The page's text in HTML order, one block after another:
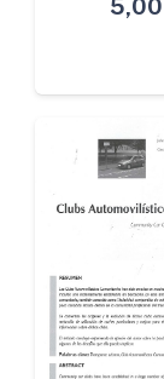
5,00